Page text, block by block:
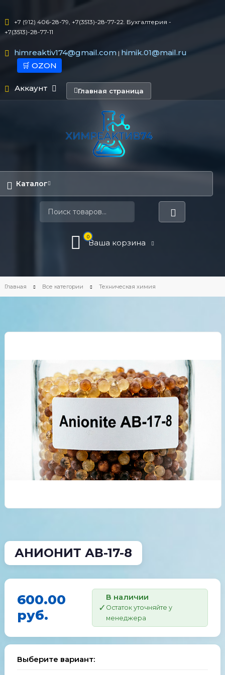
+7 (912) 406-28-79, +7(3513)-28-77-22. Бухгалтерия -
+7(3513)-28-77-11
himreaktiv174@gmail.com| himik.01@mail.ru
🛒 OZON
Аккаунт Главная страница
Каталог
0
Ваша корзина
Главная Все категории Техническая химия
АНИОНИТ АВ-17-8
600.00
руб.
В наличии
Остаток уточняйте у
менеджера
Выберите вариант: